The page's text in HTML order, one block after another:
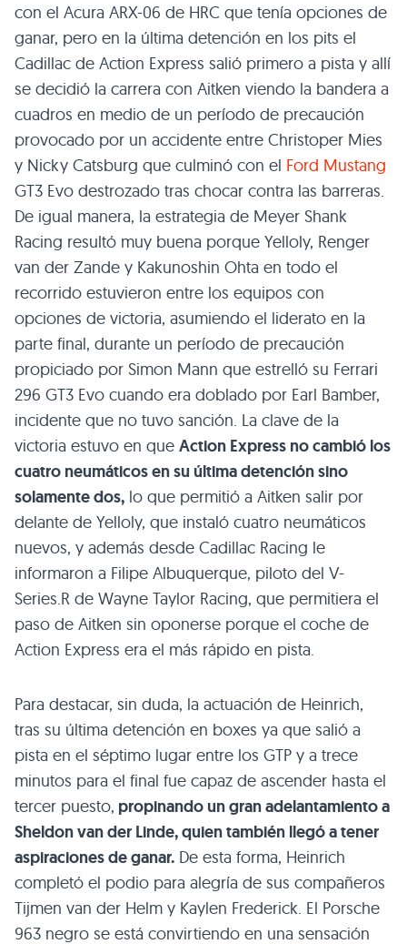
con el Acura ARX-06 de HRC que tenía opciones de
ganar, pero en la última detención en los pits el
Cadillac de Action Express salió primero a pista y allí
se decidió la carrera con Aitken viendo la bandera a
cuadros en medio de un período de precaución
provocado por un accidente entre Christoper Mies
y Nicky Catsburg que culminó con el Ford Mustang
GT3 Evo destrozado tras chocar contra las barreras.
De igual manera, la estrategia de Meyer Shank
Racing resultó muy buena porque Yelloly, Renger
van der Zande y Kakunoshin Ohta en todo el
recorrido estuvieron entre los equipos con
opciones de victoria, asumiendo el liderato en la
parte final, durante un período de precaución
propiciado por Simon Mann que estrelló su Ferrari
296 GT3 Evo cuando era doblado por Earl Bamber,
incidente que no tuvo sanción. La clave de la
victoria estuvo en que Action Express no cambió los
cuatro neumáticos en su última detención sino
solamente dos, lo que permitió a Aitken salir por
delante de Yelloly, que instaló cuatro neumáticos
nuevos, y además desde Cadillac Racing le
informaron a Filipe Albuquerque, piloto del V-
Series.R de Wayne Taylor Racing, que permitiera el
paso de Aitken sin oponerse porque el coche de
Action Express era el más rápido en pista.
Para destacar, sin duda, la actuación de Heinrich,
tras su última detención en boxes ya que salió a
pista en el séptimo lugar entre los GTP y a trece
minutos para el final fue capaz de ascender hasta el
tercer puesto, propinando un gran adelantamiento a
Sheldon van der Linde, quien también llegó a tener
aspiraciones de ganar. De esta forma, Heinrich
completó el podio para alegría de sus compañeros
Tijmen van der Helm y Kaylen Frederick. El Porsche
963 negro se está convirtiendo en una sensación